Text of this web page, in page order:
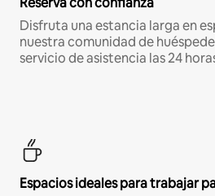
Disfruta una estancia larga en
nuestra comunidad de
servicio de asistencia las 24
Espacios ideales para trabajar